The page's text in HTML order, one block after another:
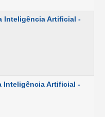
Inteligência Artificial -
Inteligência Artificial -